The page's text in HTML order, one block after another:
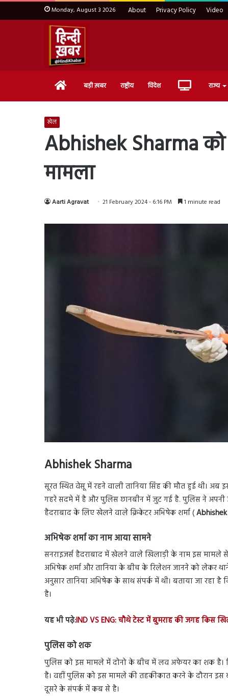
Monday, August 3 2026 About Privacy Policy Video
Home बड़ी ख़बर राष्ट्रीय विदेश Live राज्य
खेल
Abhishek Sharma
मामला
Aarti Agravat 21 February 2024 - 6:16 PM 1 minute read
Abhishek Sharma
सूरत स्थित वेसू में रहने वाली तानिया सिंह की मौत हुई थी।
गहरे सदमे में है और पुलिस छानबीन में जुट गई है. पुलिस ने अपनी
हैदराबाद के लिए खेलने वाले क्रिकेटर अभिषेक शर्मा (
अभिषेक शर्मा का नाम आया सामने
सनराइजर्स हैदराबाद में खेलने वाले खिलाड़ी के नाम इस मामले
अभिषेक शर्मा और तानिया के बीच के रिलेशन जानने को लेकर
अनुसार तानिया अभिषेक के साथ संपर्क में थी। बताया जा
है।
यह भी पढ़े:IND VS ENG: चौथे टेस्ट में बुमराह की जगह किस
पुलिस को शक
पुलिस को इस मामले में दोनो के बीच में लव अफेयर का शक है।
है। वहीं पुलिस को इस मामले की तहकीकात करने के दौरान
दूसरे के संपर्क में कब से है।